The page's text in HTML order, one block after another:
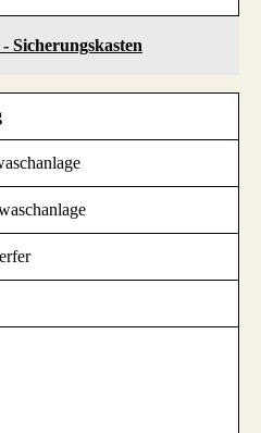
Sicherungskasten